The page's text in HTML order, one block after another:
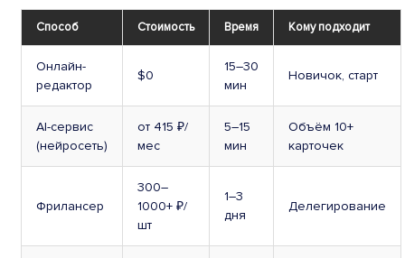
Способ Стоимость Время Кому подходит
Онлайн-
редактор
$0
15–30
мин
Новичок, старт
AI-сервис
(нейросеть)
от 415 ₽/
мес
5–15
мин
Объём 10+
карточек
Фрилансер
300–
1000+ ₽/
шт
1–3
дня
Делегирование